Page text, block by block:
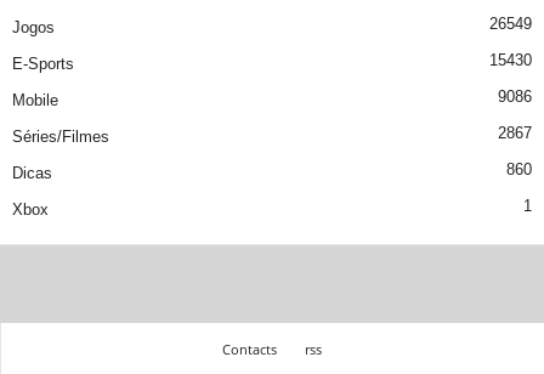
Jogos 26549
E-Sports 15430
Mobile 9086
Séries/Filmes 2867
Dicas 860
Xbox 1
Contacts rss